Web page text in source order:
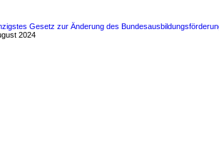
Gesetz zur Änderung des
2024